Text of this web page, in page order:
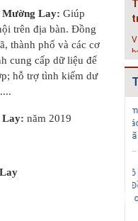
Mường Lay: Giúp
trên địa bàn. Đồng
thành phố và các cơ
cung cấp dữ liệu để
hỗ trợ tình kiếm dư
Lay: năm 2019khai các đồ án